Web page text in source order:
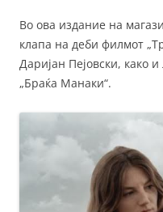
Во ова издание на
клапа на деби филмот
Даријан Пејовски, како
„Браќа Манаки“.